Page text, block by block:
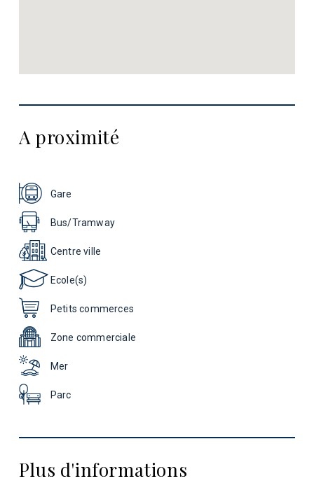
A proximité
Gare
Bus/Tramway
Centre ville
Ecole(s)
Petits commerces
Zone commerciale
Mer
Parc
Plus d'informations